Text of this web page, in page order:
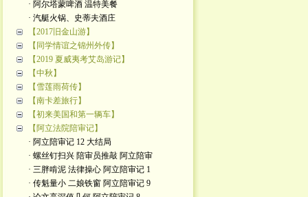
· 阿尔塔蒙啤酒 温特美餐
· 汽艇火锅、史蒂夫酒庄
【2017旧金山游】
【同学情谊之锦州外传】
【2019 夏威夷考艾岛游记】
【中秋】
【雪莲雨荷传】
【南卡差旅行】
【初来美国和第一辆车】
【阿立法院陪审记】
· 阿立陪审记 12 大结局
· 螺丝钉扫兴 陪审员推敲 阿立陪审
· 三胖啃泥 法律操心 阿立陪审记 1
· 传魁量小 二娘铁窗 阿立陪审记 9